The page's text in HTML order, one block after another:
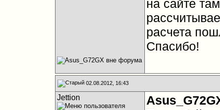
на сайте
расчета
Спасибо!
02.08.2012, 16:43
Jettion